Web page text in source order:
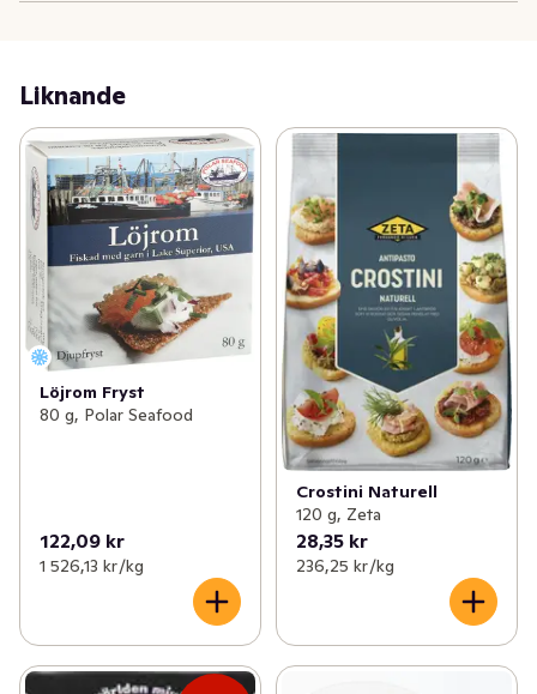
Liknande
Löjrom Fryst
80 g, Polar Seafood
122,09 kr
1 526,13 kr /kg
Crostini Naturell
120 g, Zeta
28,35 kr
236,25 kr /kg